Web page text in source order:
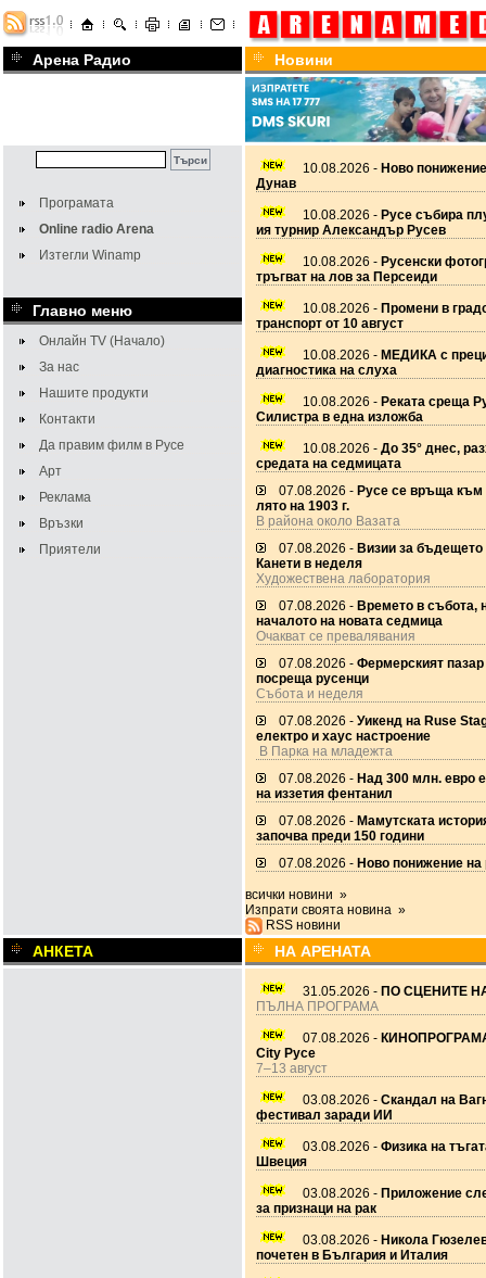
Арена Радио Новини
Програмата
Online radio Arena
Изтегли Winamp
Главно меню
Онлайн TV (Начало)
За нас
Нашите продукти
Контакти
Да правим филм в Русе
Арт
Реклама
Връзки
Приятели
10.08.2026 - Ново
Дунав
10.08.2026 - Русе събира
ия турнир Александър Русев
10.08.2026 - Русенски
тръгват на лов за Персеиди
10.08.2026 - Промени в
транспорт от 10 август
10.08.2026 - МЕДИКА с
диагностика на слуха
10.08.2026 - Реката среща
Силистра в една изложба
10.08.2026 - До 35° днес,
средата на седмицата
07.08.2026 - Русе се връща към
лято на 1903 г.
В района около Вазата
07.08.2026 - Визии за
Канети в неделя
Художествена лаборатория
07.08.2026 - Времето в събота,
началото на новата седмица
Очакват се превалявания
07.08.2026 - Фермерският пазар
посреща русенци
Събота и неделя
07.08.2026 - Уикенд на Ruse
електро и хаус настроение
В Парка на младежта
07.08.2026 - Над 300 млн. евро
на иззетия фентанил
07.08.2026 - Мамутската
започва преди 150 години
07.08.2026 - Ново понижение на
всички новини »
Изпрати своята новина »
RSS новини
АНКЕТА НА АРЕНАТА
31.05.2026 - ПО СЦЕНИТЕ
ПЪЛНА ПРОГРАМА
07.08.2026 -
City Русе
7–13 август
03.08.2026 - Скандал на
фестивал заради ИИ
03.08.2026 - Физика на
Швеция
03.08.2026 - Приложение
за признаци на рак
03.08.2026 - Никола
почетен в България и Италия